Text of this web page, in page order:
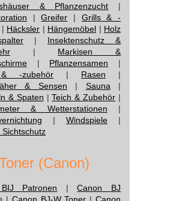
& Pflanzenzucht |
|Greifer | Grills & -
| Häcksler | Hängemöbel | Holz
| Insektenschutz &
| Markisen &
| Pflanzensamen |
-zubehör | Rasen |
& Sensen | Sauna |
& Spaten |Teich & Zubehör |
& Wetterstationen |
| Windspiele |
(Canon)
Patronen |Canon BJ